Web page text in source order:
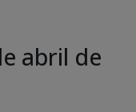
abril de